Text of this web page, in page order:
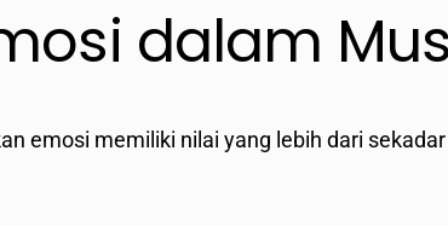
dalam
emosi memiliki nilai yang lebih dari